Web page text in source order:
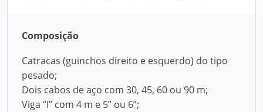
Composição
Catracas (guinchos direito e esquerdo) do tipo
pesado;
Dois cabos de aço com 30, 45, 60 ou 90 m;
Viga “I” com 4 m e 5” ou 6”;